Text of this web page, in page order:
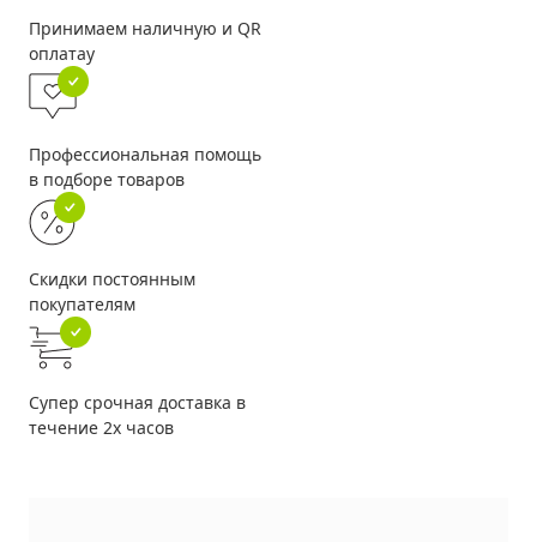
Принимаем наличную и QR
оплатау
Профессиональная помощь
в подборе товаров
Скидки постоянным
покупателям
Супер срочная доставка в
течение 2х часов